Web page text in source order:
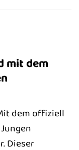
mit dem
dem offiziell
Jungen
Dieser